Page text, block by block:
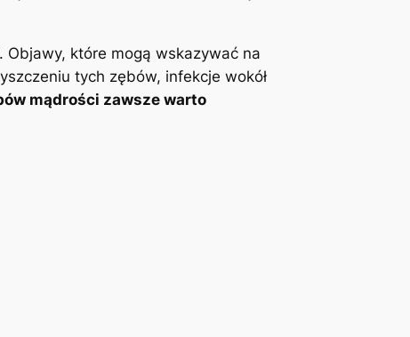
‍które mogą wskazywać na
tych ​zębów, infekcje wokół
mądrości zawsze warto‍